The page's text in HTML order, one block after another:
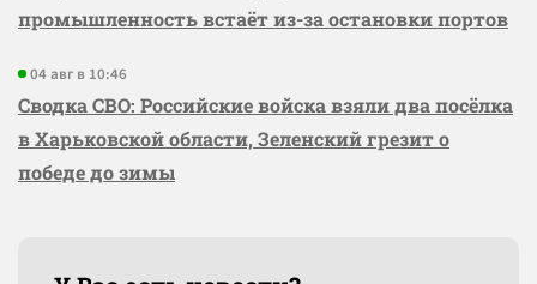
промышленность встаёт из-за остановки портов
04 авг в 10:46
Сводка СВО: Российские войска взяли два посёлка
в Харьковской области, Зеленский грезит о
победе до зимы